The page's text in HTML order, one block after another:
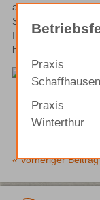
angeboten. Wir
Stand Willkommen
Ihr Interesse an
bereits auf die
« Vorheriger Beitrag
Praxis
Schaffhausen
Praxis
Winterthur